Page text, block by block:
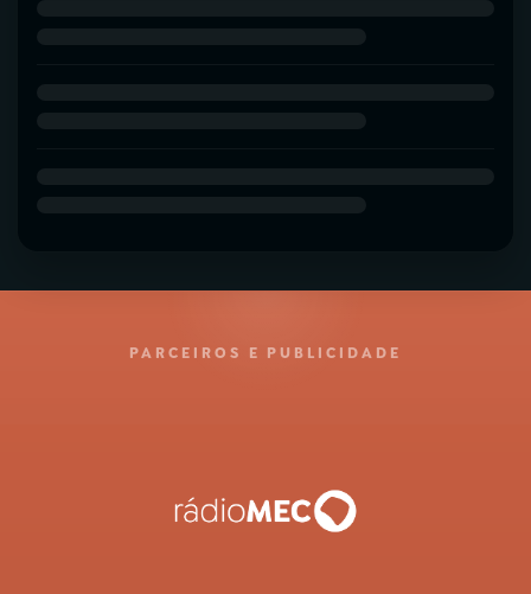
PARCEIROS E PUBLICIDADE